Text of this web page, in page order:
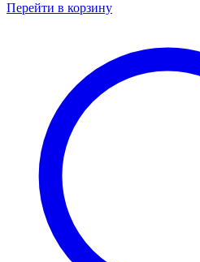
Перейти в корзину